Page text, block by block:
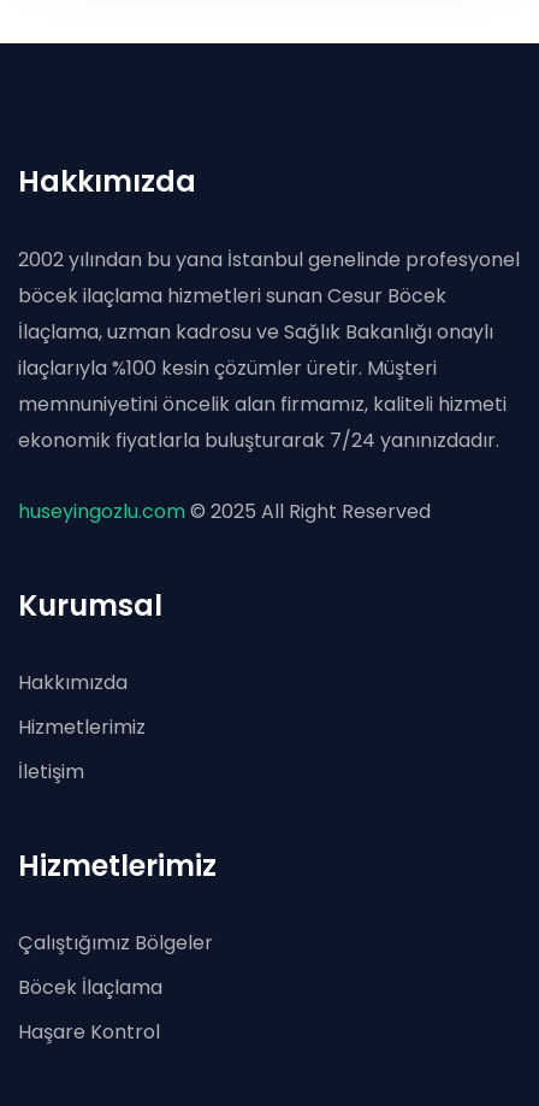
Hakkımızda
2002 yılından bu yana İstanbul genelinde profesyonel
böcek ilaçlama hizmetleri sunan Cesur Böcek
İlaçlama, uzman kadrosu ve Sağlık Bakanlığı onaylı
ilaçlarıyla %100 kesin çözümler üretir. Müşteri
memnuniyetini öncelik alan firmamız, kaliteli hizmeti
ekonomik fiyatlarla buluşturarak 7/24 yanınızdadır.
huseyingozlu.com© 2025 All Right Reserved
Kurumsal
Hakkımızda
Hizmetlerimiz
İletişim
Hizmetlerimiz
Çalıştığımız Bölgeler
Böcek İlaçlama
Haşare Kontrol